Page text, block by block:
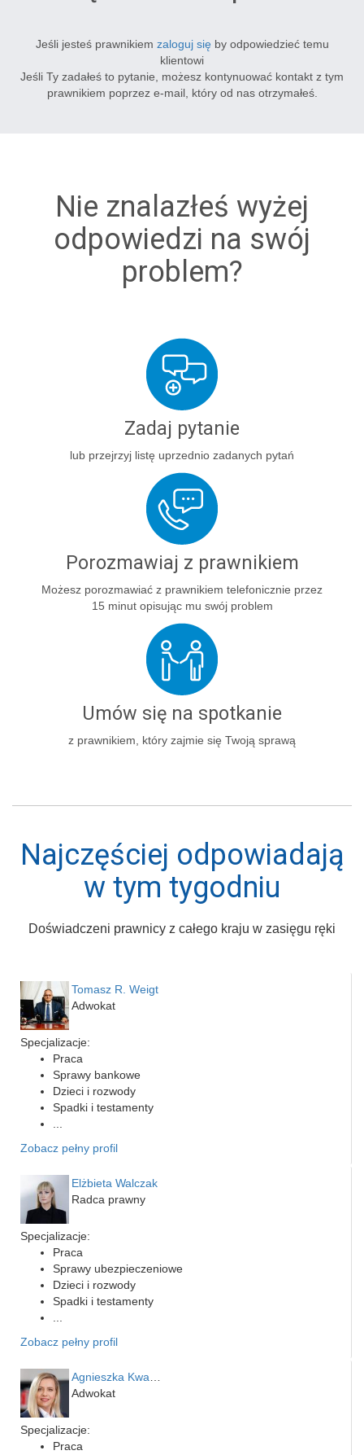
Jeśli jesteś prawnikiem zaloguj się by odpowiedzieć temu
klientowi
Jeśli Ty zadałeś to pytanie, możesz kontynuować kontakt z tym
prawnikiem poprzez e-mail, który od nas otrzymałeś.
Nie znalazłeś wyżej
odpowiedzi na swój
problem?
Zadaj pytanie
lub przejrzyj listę uprzednio zadanych pytań
Porozmawiaj z prawnikiem
Możesz porozmawiać z prawnikiem telefonicznie przez
15 minut opisując mu swój problem
Umów się na spotkanie
z prawnikiem, który zajmie się Twoją sprawą
Najczęściej odpowiadają
w tym tygodniu
Doświadczeni prawnicy z całego kraju w zasięgu ręki
Tomasz R. Weigt
Adwokat
Specjalizacje:
Praca
Sprawy bankowe
Dzieci i rozwody
Spadki i testamenty
...
Zobacz pełny profil
Elżbieta Walczak
Radca prawny
Specjalizacje:
Praca
Sprawy ubezpieczeniowe
Dzieci i rozwody
Spadki i testamenty
...
Zobacz pełny profil
Agnieszka Kwapień
Adwokat
Specjalizacje:
Praca